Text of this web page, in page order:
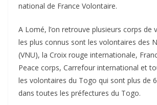
national de France Volontaire.
A Lomé, l’on retrouve plusieurs corps de
les plus connus sont les volontaires des
(VNU), la Croix rouge internationale,
Peace corps, Carrefour international et
les volontaires du Togo qui sont plus de
dans toutes les préfectures du Togo.